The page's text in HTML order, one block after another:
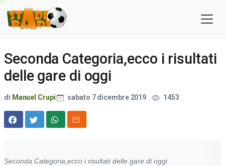
Seconda Categoria,ecco i risultati
delle gare di oggi
di Manuel Crupi sabato 7 dicembre 2019 1453
Seconda Categoria,ecco i risultati delle gare di oggi